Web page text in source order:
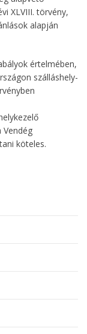
XLVIII. törvény,
alapján
értelmében,
szálláshely-
köteles.